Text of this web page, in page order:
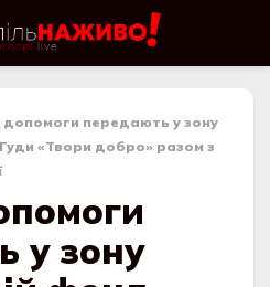
допомоги передають у зону
«Твори добро» разом з
у зону